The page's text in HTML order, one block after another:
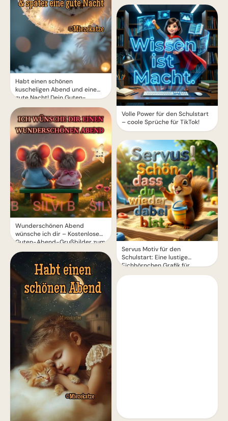
Habt einen schönen
kuscheligen Abend und eine
gute Nacht! Dein Guten-
Abend-Grußbild zum Teilen.
Wunderschönen Abend
wünsche ich dir – Kostenlose
Guten-Abend-Grußbilder zum
Teilen
Volle Power für den Schulstart
– coole Sprüche für TikTok!
Servus Motiv für den
Schulstart: Eine lustige
Eichhörnchen Grafik für
WhatsApp